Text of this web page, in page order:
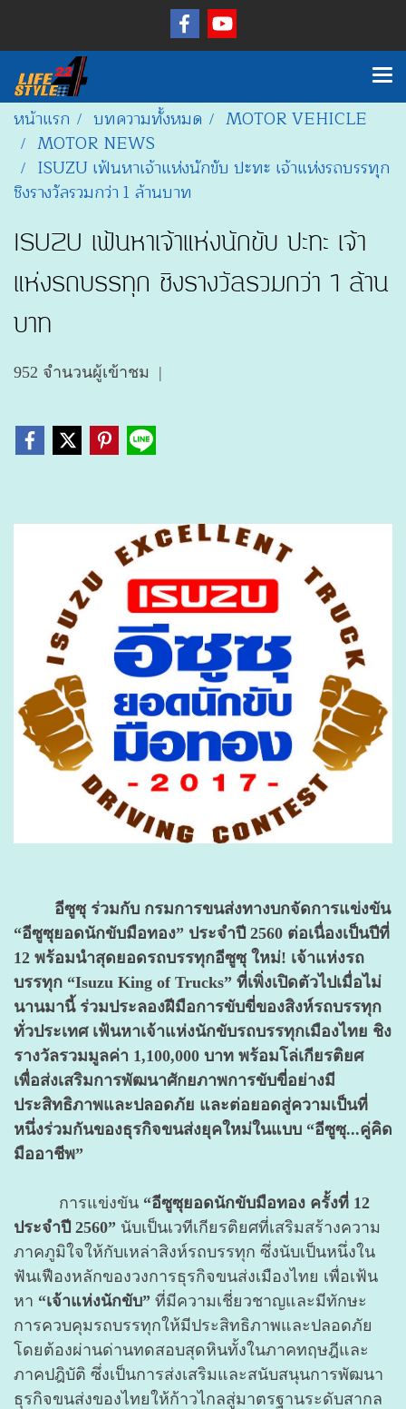
หน้าแรก บทความทั้งหมด
MOTOR VEHICLE
MOTOR NEWS
ISUZU เฟ้นหาเจ้าแห่งนักขับ ปะทะ เจ้าแห่งรถบรรทุก
ชิงรางวัลรวมกว่า 1 ล้านบาท
ISUZU เฟ้นหาเจ้าแห่งนักขับ ปะทะ เจ้า
แห่งรถบรรทุก ชิงรางวัลรวมกว่า 1 ล้าน
บาท
952 จำนวนผู้เข้าชม |
อีซูซุ ร่วมกับ กรมการขนส่งทางบกจัดการแข่งขัน
“อีซูซุยอดนักขับมือทอง” ประจำปี 2560 ต่อเนื่องเป็นปีที่
12 พร้อมนำสุดยอดรถบรรทุกอีซูซุ ใหม่! เจ้าแห่งรถ
บรรทุก “Isuzu King of Trucks” ที่เพิ่งเปิดตัวไปเมื่อไม่
นานมานี้ ร่วมประลองฝีมือการขับขี่ของสิงห์รถบรรทุก
ทั่วประเทศ เฟ้นหาเจ้าแห่งนักขับรถบรรทุกเมืองไทย ชิง
รางวัลรวมมูลค่า 1,100,000 บาท พร้อมโล่เกียรติยศ
เพื่อส่งเสริมการพัฒนาศักยภาพการขับขี่อย่างมี
ประสิทธิภาพและปลอดภัย และต่อยอดสู่ความเป็นที่
หนึ่งร่วมกันของธุรกิจขนส่งยุคใหม่ในแบบ “อีซูซุ...คู่คิด
มืออาชีพ”
การแข่งขัน “อีซูซุยอดนักขับมือทอง ครั้งที่ 12
ประจำปี 2560” นับเป็นเวทีเกียรติยศที่เสริมสร้างความ
ภาคภูมิใจให้กับเหล่าสิงห์รถบรรทุก ซึ่งนับเป็นหนึ่งใน
ฟันเฟืองหลักของวงการธุรกิจขนส่งเมืองไทย เพื่อเฟ้น
หา “เจ้าแห่งนักขับ” ที่มีความเชี่ยวชาญและมีทักษะ
การควบคุมรถบรรทุกให้มีประสิทธิภาพและปลอดภัย
โดยต้องผ่านด่านทดสอบสุดหินทั้งในภาคทฤษฎีและ
ภาคปฎิบัติ ซึ่งเป็นการส่งเสริมและสนับสนุนการพัฒนา
ธุรกิจขนส่งของไทยให้ก้าวไกลสู่มาตรฐานระดับสากล